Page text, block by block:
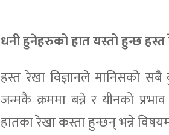
धनी हुनेहरुको हात यस्तो हुन्छ
हस्त रेखा विज्ञानले मानिसको सबै
जन्मकै क्रममा बन्ने र यीनको
हातका रेखा कस्ता हुन्छन् भन्ने